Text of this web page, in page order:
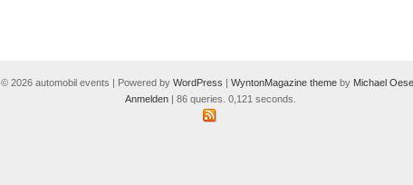
© 2026 automobil events | Powered by WordPress | WyntonMagazine theme by Michael
Anmelden| 86 queries. 0,121 seconds.